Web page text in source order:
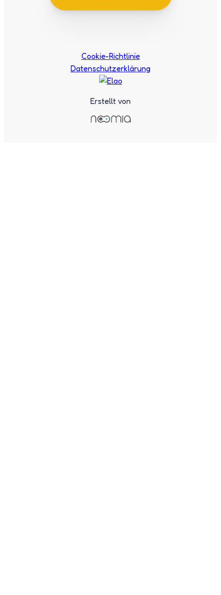
Cookie-Richtlinie
Datenschutzerklärung
Erstellt von